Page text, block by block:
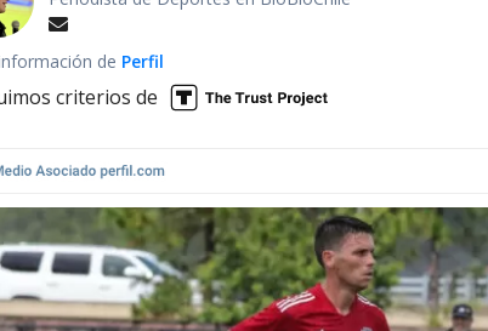
de Perfil
criterios de